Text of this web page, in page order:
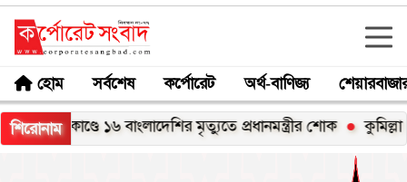
হোম সর্বশেষ কর্পোরেট অর্থ-বাণিজ্য
শিরোনাম১৬ বাংলাদেশির মৃত্যুতে প্রধানমন্ত্রীর শোক কুমিল্লা বোর্ডে